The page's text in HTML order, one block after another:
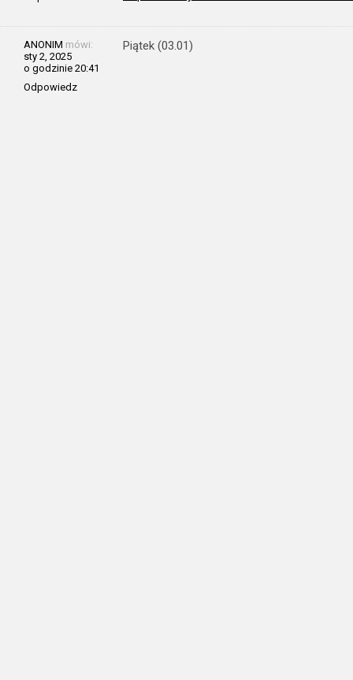
ANONIM mówi:
sty 2, 2025
o godzinie 20:41
Odpowiedz
Piątek (03.01)